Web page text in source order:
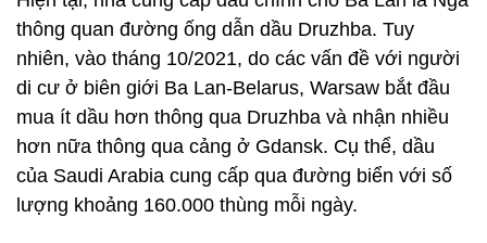
thông quan đường ống dẫn dầu Druzhba. Tuy
nhiên, vào tháng 10/2021, do các vấn đề với người
di cư ở biên giới Ba Lan-Belarus, Warsaw bắt đầu
mua ít dầu hơn thông qua Druzhba và nhận nhiều
hơn nữa thông qua cảng ở Gdansk. Cụ thể, dầu
của Saudi Arabia cung cấp qua đường biển với số
lượng khoảng 160.000 thùng mỗi ngày.